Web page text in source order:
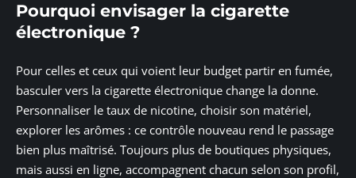
Pourquoi envisager la cigarette
électronique ?
Pour celles et ceux qui voient leur budget partir en fumée,
basculer vers la cigarette électronique change la donne.
Personnaliser le taux de nicotine, choisir son matériel,
explorer les arômes : ce contrôle nouveau rend le passage
bien plus maîtrisé. Toujours plus de boutiques physiques,
mais aussi en ligne, accompagnent chacun selon son profil,